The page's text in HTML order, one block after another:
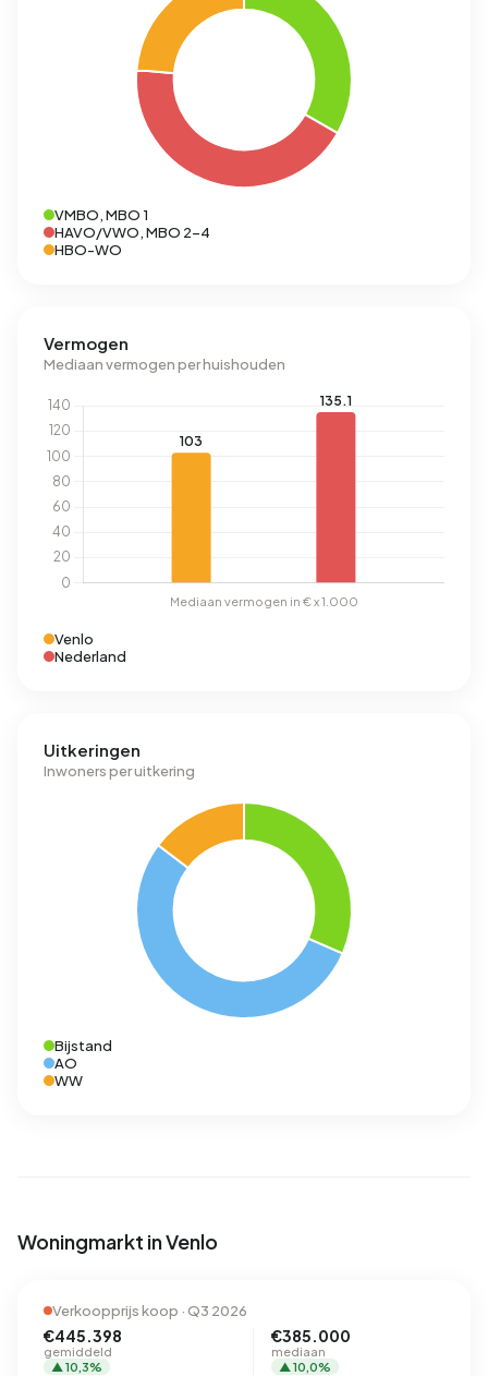
VMBO, MBO 1
HAVO/VWO, MBO 2-4
HBO-WO
Vermogen
Mediaan vermogen per huishouden
Venlo
Nederland
Uitkeringen
Inwoners per uitkering
Bijstand
AO
WW
Woningmarkt in Venlo
Verkoopprijs koop · Q3 2026
€445.398
gemiddeld
▲ 10,3%
€385.000
mediaan
▲ 10,0%